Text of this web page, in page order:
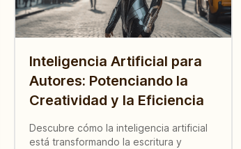
Inteligencia Artificial para
Autores: Potenciando la
Creatividad y la Eficiencia
Descubre cómo la inteligencia artificial
está transformando la escritura y